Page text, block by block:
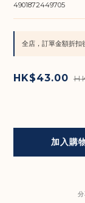
4901872449705
全店，訂單金額折
HK$43.00
加入購